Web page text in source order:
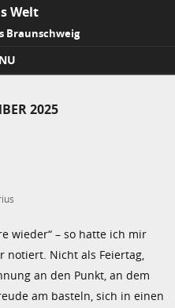
Welt
Braunschweig
2025
wieder“ – so hatte ich mir
notiert. Nicht als Feiertag,
an den Punkt, an dem
am basteln, sich in einen